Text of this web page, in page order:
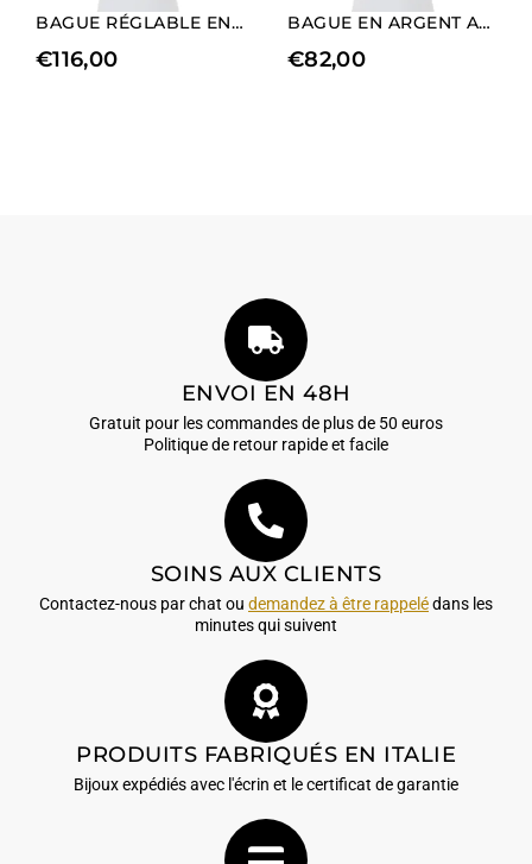
BAGUE RÉGLABLE EN ARGENT AVEC MORGANITE ET JASPE
€116,00
BAGUE EN ARGENT AVEC AIGUE-MARINE
€82,00
ENVOI EN 48H
Gratuit pour les commandes de plus de 50 euros
Politique de retour rapide et facile
SOINS AUX CLIENTS
Contactez-nous par chat ou demandez à être rappelédans les
minutes qui suivent
PRODUITS FABRIQUÉS EN ITALIE
Bijoux expédiés avec l'écrin et le certificat de garantie